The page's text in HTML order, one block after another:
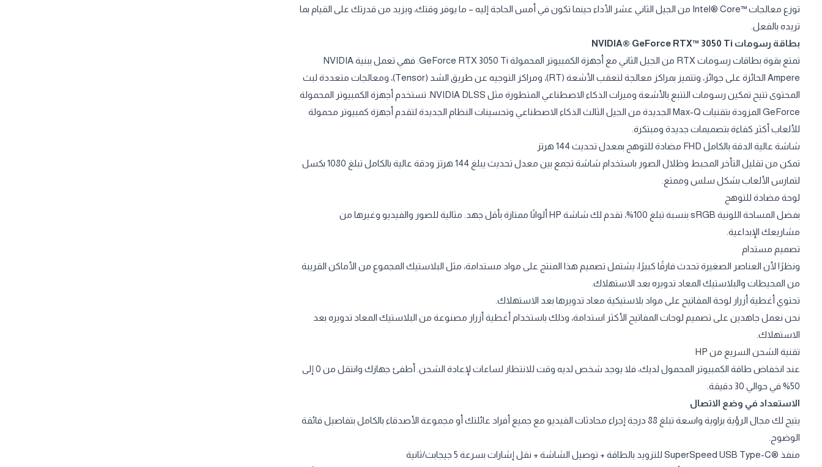
توزع معالجات Intel® Core™‎ من الجيل الثاني عشر الأداء حينما تكون في أمس الحاجة إليه – ما يوفر وقتك، ويزيد من قدرتك على القيام بما
تريده بالفعل.
بطاقة رسومات NVIDIA® GeForce RTX™ 3050 Ti
تمتع بقوة بطاقات رسومات RTX من الجيل الثاني مع أجهزة الكمبيوتر المحمولة GeForce RTX 3050 Ti. فهي تعمل ببنية NVIDIA
Ampere الحائزة على جوائز، وتتميز بمراكز معالجة لتعقب الأشعة (RT)، ومراكز التوجيه عن طريق الشد (Tensor)، ومعالجات متعددة لبث
المحتوى تتيح تمكين رسومات التتبع بالأشعة وميزات الذكاء الاصطناعي المتطورة مثل NVIDIA DLSS. تستخدم أجهزة الكمبيوتر المحمولة
GeForce المزودة بتقنيات Max-Q الجديدة من الجيل الثالث الذكاء الاصطناعي وتحسينات النظام الجديدة لتقدم أجهزة كمبيوتر محمولة
للألعاب أكثر كفاءة بتصميمات جديدة ومبتكرة.
شاشة عالية الدقة بالكامل FHD مضادة للتوهج بمعدل تحديث 144 هرتز
تمكن من تقليل التأخر المحبط وظلال الصور باستخدام شاشة تجمع بين معدل تحديث يبلغ 144 هرتز ودقة عالية بالكامل تبلغ 1080 بكسل
لتمارس الألعاب بشكل سلس وممتع.
لوحة مضادة للتوهج
بفضل المساحة اللونية sRGB بنسبة تبلغ 100%، تقدم لك شاشة HP ألوانًا ممتازة بأقل جهد. مثالية للصور والفيديو وغيرها من
مشاريعك الإبداعية.
تصميم مستدام
ونظرًا لأن العناصر الصغيرة تحدث فارقًا كبيرًا، يشتمل تصميم هذا المنتج على مواد مستدامة، مثل البلاستيك المجموع من الأماكن القريبة
من المحيطات والبلاستيك المعاد تدويره بعد الاستهلاك.
تحتوي أغطية أزرار لوحة المفاتيح على مواد بلاستيكية معاد تدويرها بعد الاستهلاك.
نحن نعمل جاهدين على تصميم لوحات المفاتيح الأكثر استدامة، وذلك باستخدام أغطية أزرار مصنوعة من البلاستيك المعاد تدويره بعد
الاستهلاك.
تقنية الشحن السريع من HP
عند انخفاض طاقة الكمبيوتر المحمول لديك، فلا يوجد شخص لديه وقت للانتظار لساعات لإعادة الشحن. أطفئ جهازك وانتقل من 0 إلى
50% في حوالي 30 دقيقة.
الاستعداد في وضع الاتصال
يتيح لك مجال الرؤية بزاوية واسعة تبلغ 88 درجة إجراء محادثات الفيديو مع جميع أفراد عائلتك أو مجموعة الأصدقاء بالكامل بتفاصيل فائقة
الوضوح.
منفذ ®SuperSpeed USB Type-C للتزويد بالطاقة + توصيل الشاشة + نقل إشارات بسرعة 5 جيجابت/ثانية